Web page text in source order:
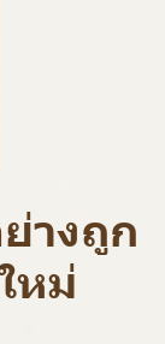
างถูก
หม่